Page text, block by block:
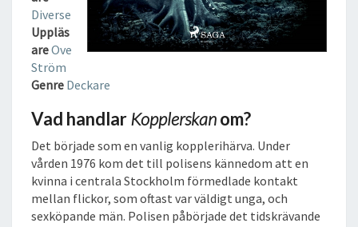
B
O
K
Diverse
Uppläs
areOve
Ström
Genre Deckare
Vad handlarKopplerskanom?
Det började som en vanlig kopplerihärva. Under
vården 1976 kom det till polisens kännedom att en
kvinna i centrala Stockholm förmedlade kontakt
mellan flickor, som oftast var väldigt unga, och
sexköpande män. Polisen påbörjade det tidskrävande